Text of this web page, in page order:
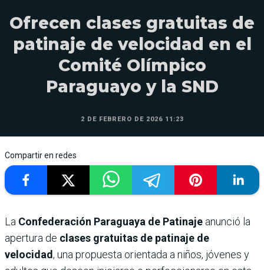
Ofrecen clases gratuitas de
patinaje de velocidad en el
Comité Olímpico
Paraguayo y la SND
2 DE FEBRERO DE 2026 11:23
Compartir en redes
La Confederación Paraguaya de Patinaje anunció la
apertura de clases gratuitas de patinaje de
velocidad, una propuesta orientada a niños, jóvenes y